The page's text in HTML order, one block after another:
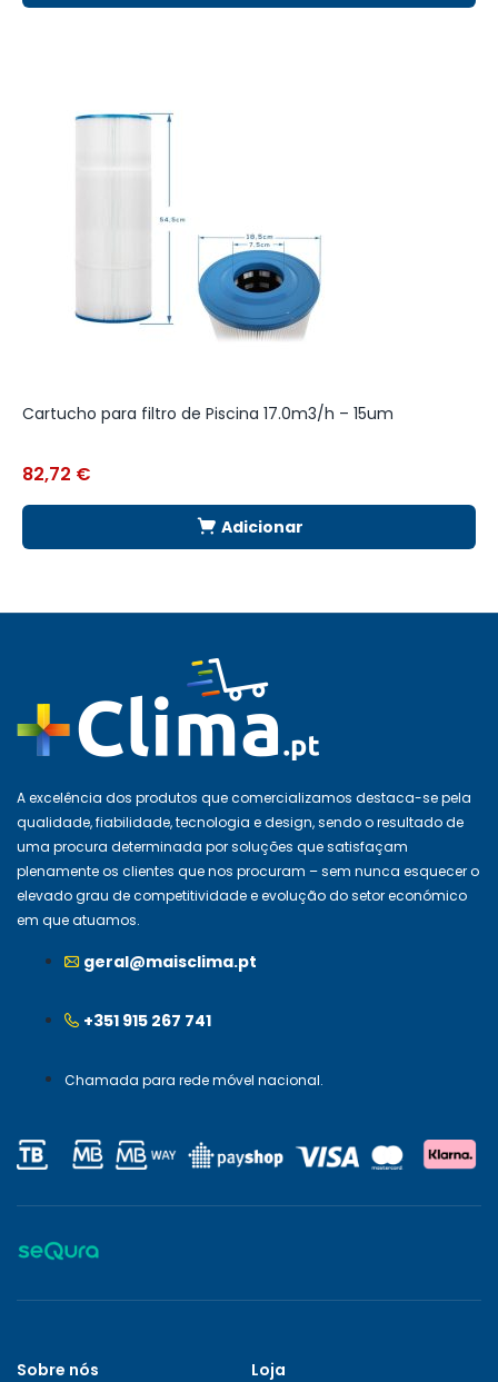
Cartucho para filtro de Piscina 17.0m3/h – 15um
82,72 €
Adicionar
A excelência dos produtos que comercializamos destaca-se pela
qualidade, fiabilidade, tecnologia e design, sendo o resultado de
uma procura determinada por soluções que satisfaçam
plenamente os clientes que nos procuram – sem nunca esquecer o
elevado grau de competitividade e evolução do setor económico
em que atuamos.
geral@maisclima.pt
+351 915 267 741
Chamada para rede móvel nacional.
Sobre nós
Loja